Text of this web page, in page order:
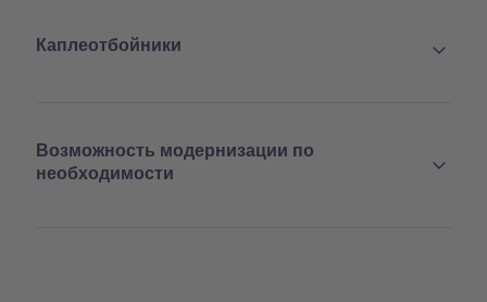
Каплеотбойники
Возможность модернизации по
необходимости